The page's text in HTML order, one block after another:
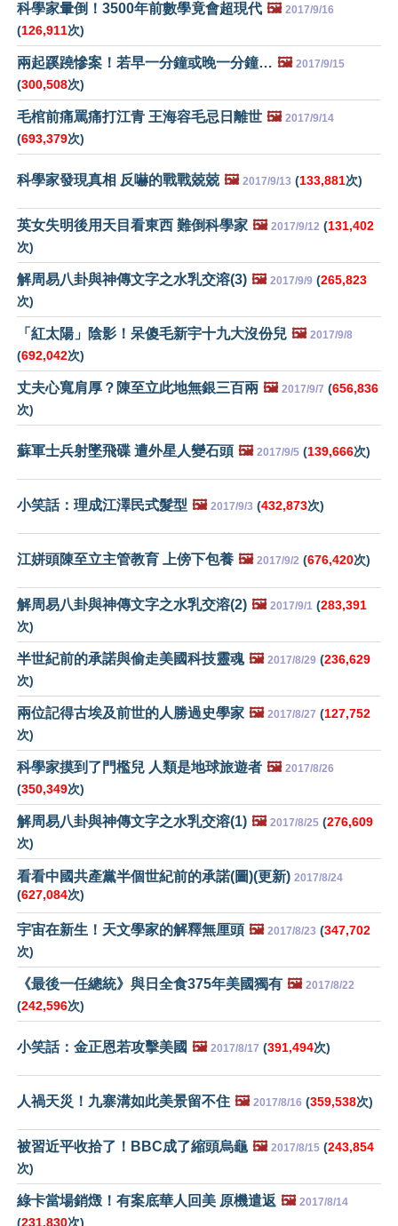
科學家暈倒！3500年前數學竟會超現代 🖼️ 2017/9/16
(126,911次)
兩起蹊蹺慘案！若早一分鐘或晚一分鐘… 🖼️ 2017/9/15
(300,508次)
毛棺前痛罵痛打江青 王海容毛忌日離世 🖼️ 2017/9/14
(693,379次)
科學家發現真相 反嚇的戰戰兢兢 🖼️ 2017/9/13 (133,881次)
英女失明後用天目看東西 難倒科學家 🖼️ 2017/9/12 (131,402
次)
解周易八卦與神傳文字之水乳交溶(3) 🖼️ 2017/9/9 (265,823
次)
「紅太陽」陰影！呆傻毛新宇十九大沒份兒 🖼️ 2017/9/8
(692,042次)
丈夫心寬肩厚？陳至立此地無銀三百兩 🖼️ 2017/9/7 (656,836
次)
蘇軍士兵射墜飛碟 遭外星人變石頭 🖼️ 2017/9/5 (139,666次)
小笑話：理成江澤民式髮型 🖼️ 2017/9/3 (432,873次)
江姘頭陳至立主管教育 上傍下包養 🖼️ 2017/9/2 (676,420次)
解周易八卦與神傳文字之水乳交溶(2) 🖼️ 2017/9/1 (283,391
次)
半世紀前的承諾與偷走美國科技靈魂 🖼️ 2017/8/29 (236,629
次)
兩位記得古埃及前世的人勝過史學家 🖼️ 2017/8/27 (127,752
次)
科學家摸到了門檻兒 人類是地球旅遊者 🖼️ 2017/8/26
(350,349次)
解周易八卦與神傳文字之水乳交溶(1) 🖼️ 2017/8/25 (276,609
次)
看看中國共產黨半個世紀前的承諾(圖)(更新) 2017/8/24
(627,084次)
宇宙在新生！天文學家的解釋無厘頭 🖼️ 2017/8/23 (347,702
次)
《最後一任總統》與日全食375年美國獨有 🖼️ 2017/8/22
(242,596次)
小笑話：金正恩若攻擊美國 🖼️ 2017/8/17 (391,494次)
人禍天災！九寨溝如此美景留不住 🖼️ 2017/8/16 (359,538次)
被習近平收拾了！BBC成了縮頭烏龜 🖼️ 2017/8/15 (243,854
次)
綠卡當場銷燬！有案底華人回美 原機遣返 🖼️ 2017/8/14
(231,830次)